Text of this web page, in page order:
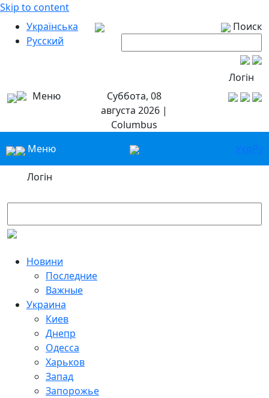
Skip to content
Українська
Русский
Поиск
Логін
Меню
Суббота, 08
августа 2026 |
Columbus
Меню
УкрРу
Логін
Новини
Последние
Важные
Украина
Киев
Днепр
Одесса
Харьков
Запад
Запорожье